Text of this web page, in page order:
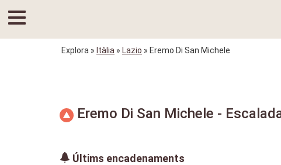
Explora » Itàlia » Lazio » Eremo Di San Michele
Eremo Di San Michele -
Últims encadenaments